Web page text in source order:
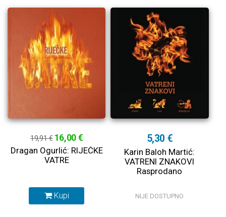
19,91 € 16,00 €
Dragan Ogurlić: RIJEČKE
VATRE
Kupi
5,30 €
Karin Baloh Martić:
VATRENI ZNAKOVI
Rasprodano
NIJE DOSTUPNO